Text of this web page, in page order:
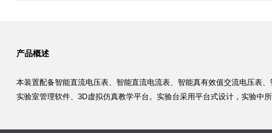
产品概述
本装置配备智能直流电压表、智能直流电流表、智能真有效值交流电压表
实验室管理软件、3D虚拟仿真教学平台。实验台采用平台式设计，实验中